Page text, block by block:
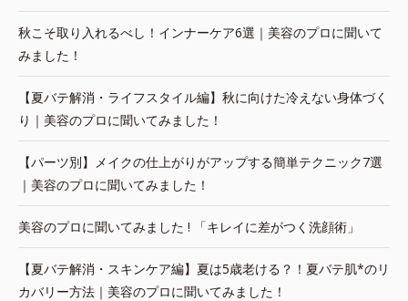
秋こそ取り入れるべし！インナーケア6選｜美容のプロに聞いて
みました！
【夏バテ解消・ライフスタイル編】秋に向けた冷えない身体づく
り｜美容のプロに聞いてみました！
【パーツ別】メイクの仕上がりがアップする簡単テクニック7選
｜美容のプロに聞いてみました！
美容のプロに聞いてみました ! 「キレイに差がつく洗顔術」
【夏バテ解消・スキンケア編】夏は5歳老ける？！夏バテ肌*のリ
カバリー方法｜美容のプロに聞いてみました！